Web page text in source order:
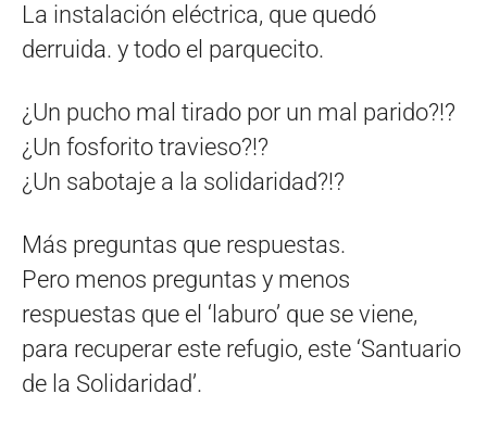
La instalación eléctrica, que quedó
derruida. y todo el parquecito.
¿Un pucho mal tirado por un mal parido?!?
¿Un fosforito travieso?!?
¿Un sabotaje a la solidaridad?!?
Más preguntas que respuestas.
Pero menos preguntas y menos
respuestas que el ‘laburo’ que se viene,
para recuperar este refugio, este ‘Santuario
de la Solidaridad’.